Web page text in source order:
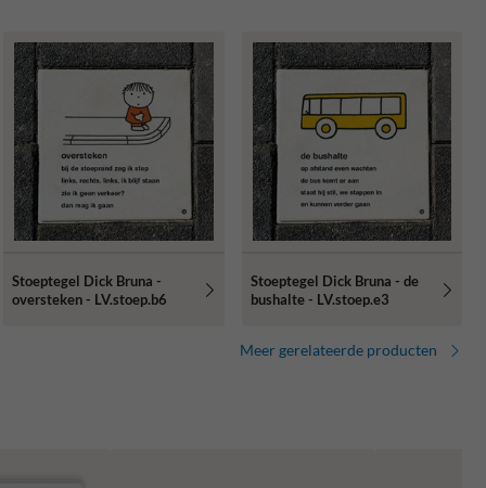
Stoeptegel Dick Bruna -
oversteken - LV.stoep.b6
Stoeptegel Dick Bruna - de
bushalte - LV.stoep.e3
Meer gerelateerde producten